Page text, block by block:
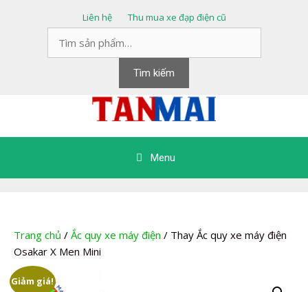
Liên hệ
Thu mua xe đạp điện cũ
kiếm:
Tìm kiếm
Menu
Trang chủ / Ắc quy xe máy điện / Thay Ắc quy xe máy điện
Osakar X Men Mini
Giảm giá!